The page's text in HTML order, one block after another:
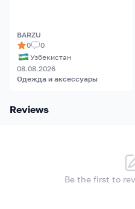
BARZU
0
0
Узбекистан
08.08.2026
Одежда и аксессуары
Reviews
Be the first to